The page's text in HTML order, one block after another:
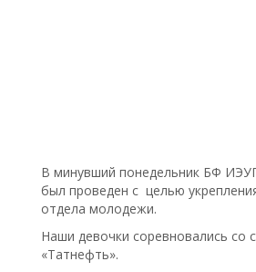
В минувший понедельник БФ
был проведен с целью
отдела молодежи.
Наши девочки соревновались
«Татнефть».